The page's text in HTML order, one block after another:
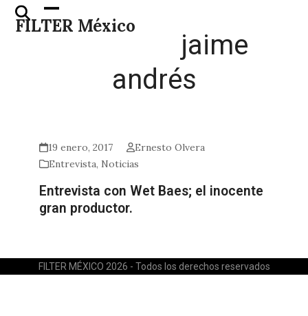
Skip
FILTER México
Open
mobile
Close
mobile
jaime
andrés
19 enero, 2017
Ernesto Olvera
Entrevista, Noticias
Entrevista con Wet Baes; el inocente
gran productor.
FILTER MÉXICO 2026 - Todos los derechos reservados